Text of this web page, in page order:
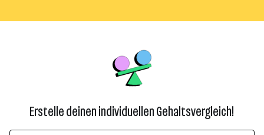
Erstelle deinen individuellen Gehaltsvergleich!